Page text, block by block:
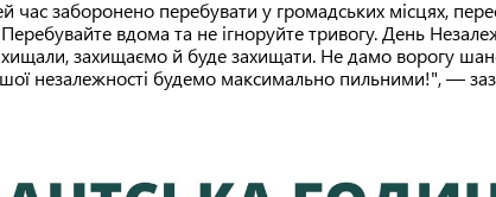
заборонено перебувати у громадських місцях,
вдома та не ігноруйте тривогу. День
захищаємо й буде захищати. Не дамо ворогу
незалежності будемо максимально пильними!", —